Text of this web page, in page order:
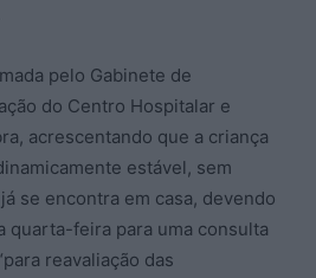
pelo Gabinete de
do Centro Hospitalar e
acrescentando que a criança
estável, sem
se encontra em casa, devendo
quarta-feira para uma consulta
reavaliação das